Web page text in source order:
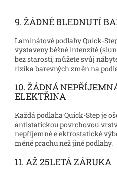
9. ŽÁDNÉ BLEDNUTÍ
Laminátové podlahy Quick-
vystaveny běžné intenzitě
bez starostí, můžete svůj
rizika barevných změn na
10. ŽÁDNÁ
ELEKTŘINA
Každá podlaha Quick-Step je
antistatickou povrchovou
nepříjemné elektrostatické
méně prachu než jiné podlahy.
11. AŽ 25LETÁ ZÁRUKA